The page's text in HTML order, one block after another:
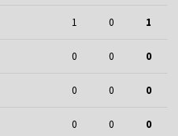
1 0 1
0 0 0
0 0 0
0 0 0